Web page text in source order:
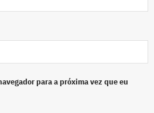
para a próxima vez que eu